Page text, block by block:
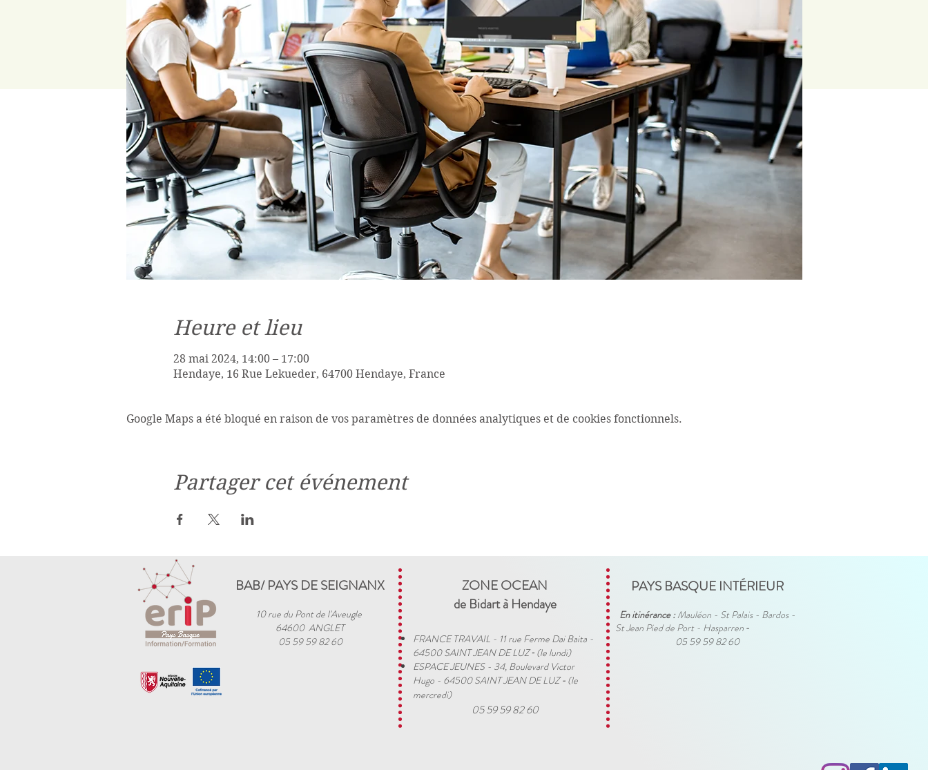
Heure et lieu
28 mai 2024, 14:00 – 17:00
Hendaye, 16 Rue Lekueder, 64700 Hendaye, France
Google Maps a été bloqué en raison de vos paramètres de données analytiques et de cookies fonctionnels.
Partager cet événement
BAB/ PAYS DE SEIGNANX
10 rue du Pont de l'Aveugle
64600 ANGLET
05 59 59 82 60
ZONE OCEAN
de Bidart à Hendaye​
FRANCE TRAVAIL - 11 rue Ferme Dai Baita -
64500 SAINT JEAN DE LUZ​ - (le lundi)
ESPACE JEUNES - 34, Boulevard Victor
Hugo - 64500 SAINT JEAN DE LUZ- (le
mercredi)
05 59 59 82 60
PAYS BASQUE INTÉRIEUR
En itinérance :Mauléon - St Palais - Bardos -
St Jean Pied de Port - Hasparren -
05 59 59 82 60